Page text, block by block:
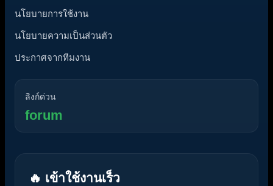
นโยบายการใช้งาน
นโยบายความเป็นส่วนตัว
ประกาศจากทีมงาน
ลิงก์ด่วน
forum
🔥 เข้าใช้งานเร็ว